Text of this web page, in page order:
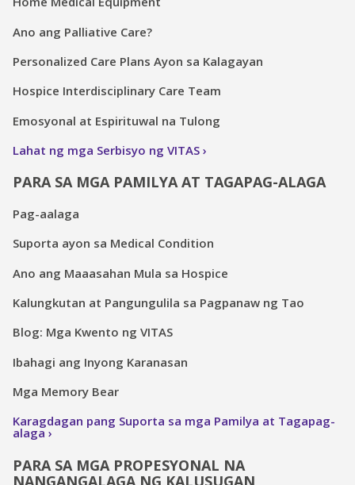
Ano ang Palliative Care?
Personalized Care Plans Ayon sa Kalagayan
Hospice Interdisciplinary Care Team
Emosyonal at Espirituwal na Tulong
Lahat ng mga Serbisyo ng VITAS
PARA SA MGA PAMILYA AT TAGAPAG-ALAGA
Pag-aalaga
Suporta ayon sa Medical Condition
Ano ang Maaasahan Mula sa Hospice
Kalungkutan at Pangungulila sa Pagpanaw ng Tao
Blog: Mga Kwento ng VITAS
Ibahagi ang Inyong Karanasan
Mga Memory Bear
Karagdagan pang Suporta sa mga Pamilya at Tagapag-
alaga
PARA SA MGA PROPESYONAL NA
NANGANGALAGA NG KALUSUGAN